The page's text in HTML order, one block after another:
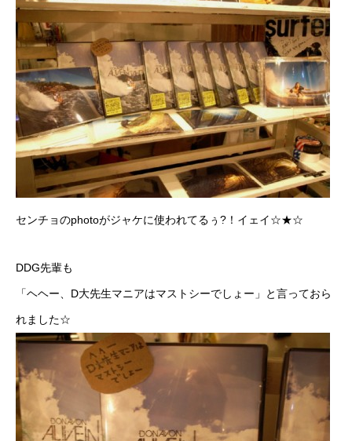
センチョのphotoがジャケに使われてるぅ?！イェイ☆★☆
DDG先輩も
「ヘヘー、D大先生マニアはマストシーでしょー」と言っておら
れました☆